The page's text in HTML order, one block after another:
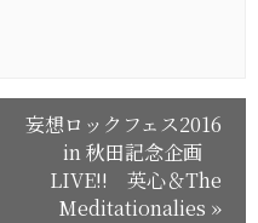
妄想ロックフェス2016
in 秋田記念企画
LIVE!! 英心＆The
Meditationalies »